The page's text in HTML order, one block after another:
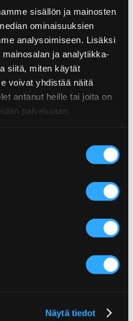
sisällön ja mainosten
ominaisuuksien
analysoimiseen. Lisäksi
ja analytiikka-
siitä, miten käytät
voivat yhdistää näitä
antanut heille tai joita on
palvelujaan.
Näytä tiedot